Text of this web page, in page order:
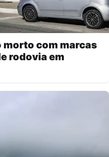
morto com marcas
rodovia em